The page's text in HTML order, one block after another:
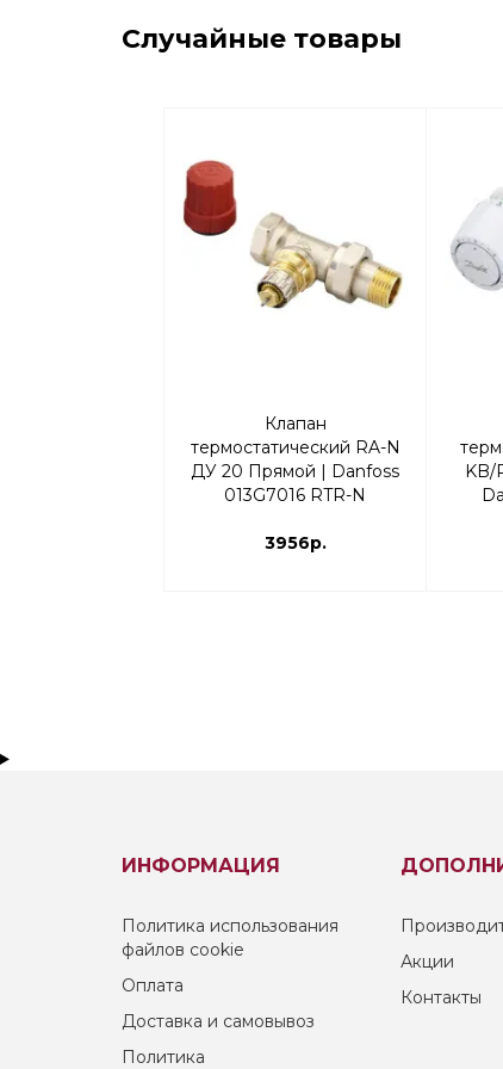
Случайные товары
Клапан
термостатический RA-N
ДУ 20 Прямой | Danfoss
013G7016 RTR-N
3956р.
KB/
ИНФОРМАЦИЯ
Политика использования
файлов cookie
Оплата
Доставка и самовывоз
Политика
Акции
Контакты